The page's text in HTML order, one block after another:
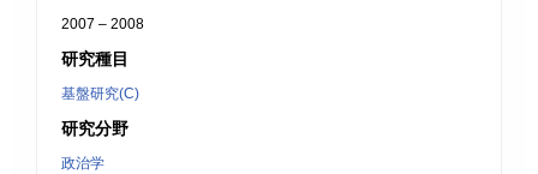
2007 – 2008
研究種目
基盤研究(C)
研究分野
政治学